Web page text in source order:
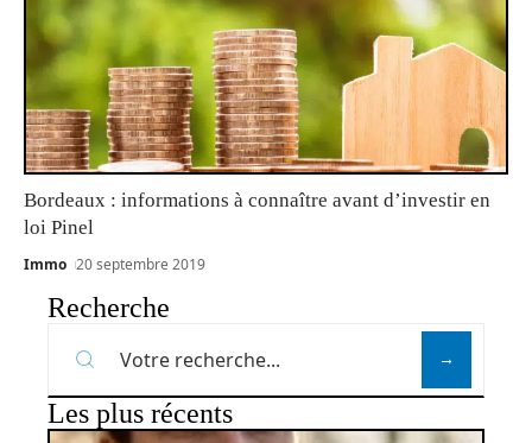
Bordeaux : informations à connaître avant d’investir en
loi Pinel
Immo 20 septembre 2019
Recherche
Les plus récents